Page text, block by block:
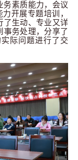
务素质能力，会议
开展专题培训，
了生动、专业又详
事务处理，分享了
际问题进行了交